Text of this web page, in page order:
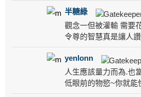
半糖綠
觀念一但被灌輸 需要
令尊的智慧真是讓人
yenlonn
人生應該量力而為.也
低眼前的物慾~你就能